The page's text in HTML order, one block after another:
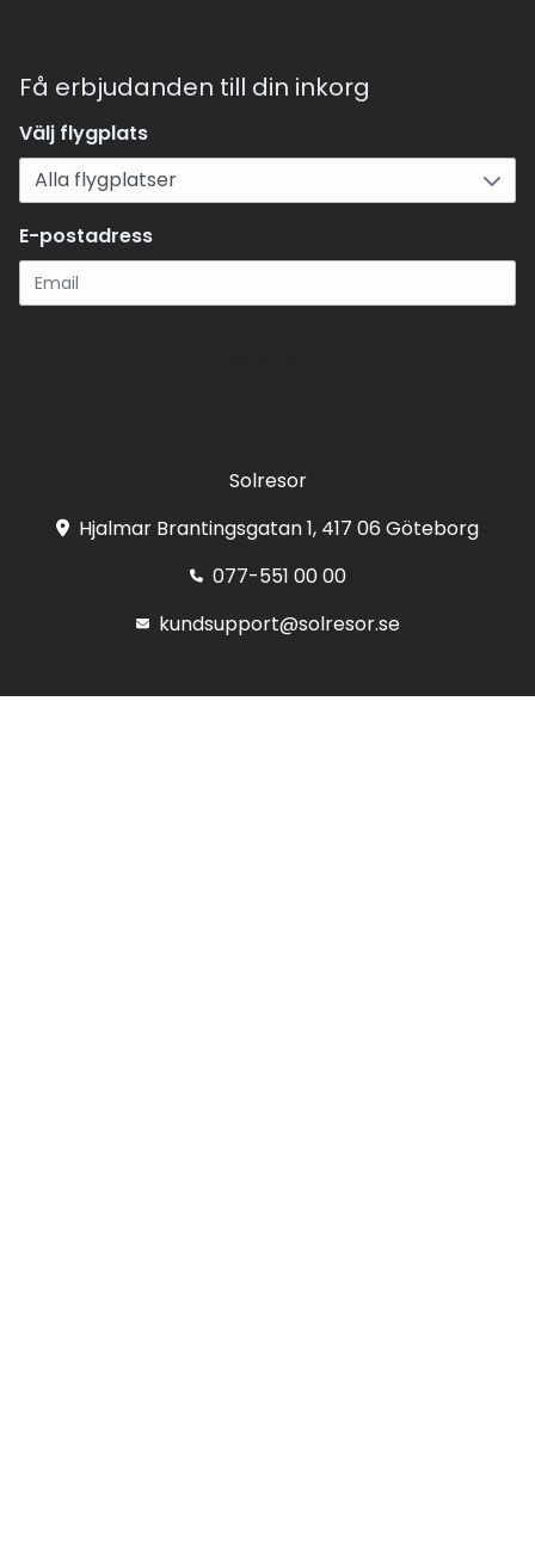
Få erbjudanden till din inkorg
Välj flygplats
E-postadress
Solresor
Hjalmar Brantingsgatan 1, 417 06 Göteborg
077-551 00 00
kundsupport@solresor.se